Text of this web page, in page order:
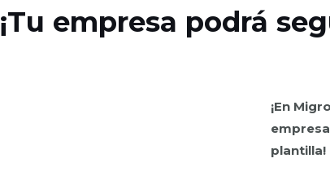
¡Tu empresa podrá
¡En
plantilla!